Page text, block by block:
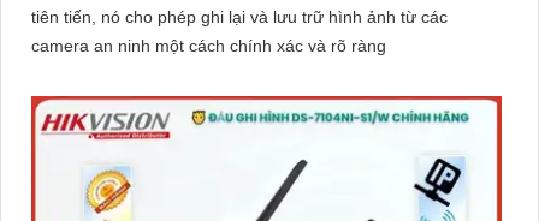
tiên tiến, nó cho phép ghi lại và lưu trữ hình ảnh từ các
camera an ninh một cách chính xác và rõ ràng